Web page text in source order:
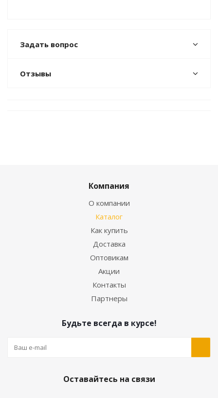
Задать вопрос
Отзывы
Компания
О компании
Каталог
Как купить
Доставка
Оптовикам
Акции
Контакты
Партнеры
Будьте всегда в курсе!
Оставайтесь на связи